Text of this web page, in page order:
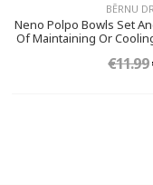
BĒRNU
Neno Polpo Bowls Set
Of Maintaining Or
€11.99